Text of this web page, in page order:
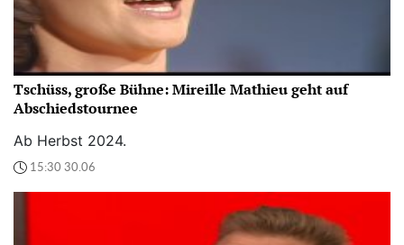
Tschüss, große Bühne: Mireille Mathieu geht auf
Abschiedstournee
Ab Herbst 2024.
15:30 30.06